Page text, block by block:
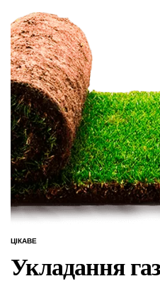
ОПУБЛІКУВАТИ
ЦІКАВЕ
Укладання